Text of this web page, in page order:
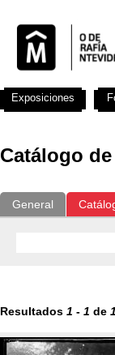
Catálogo
General
Resultados 1 - 1 de 1
Exposiciones